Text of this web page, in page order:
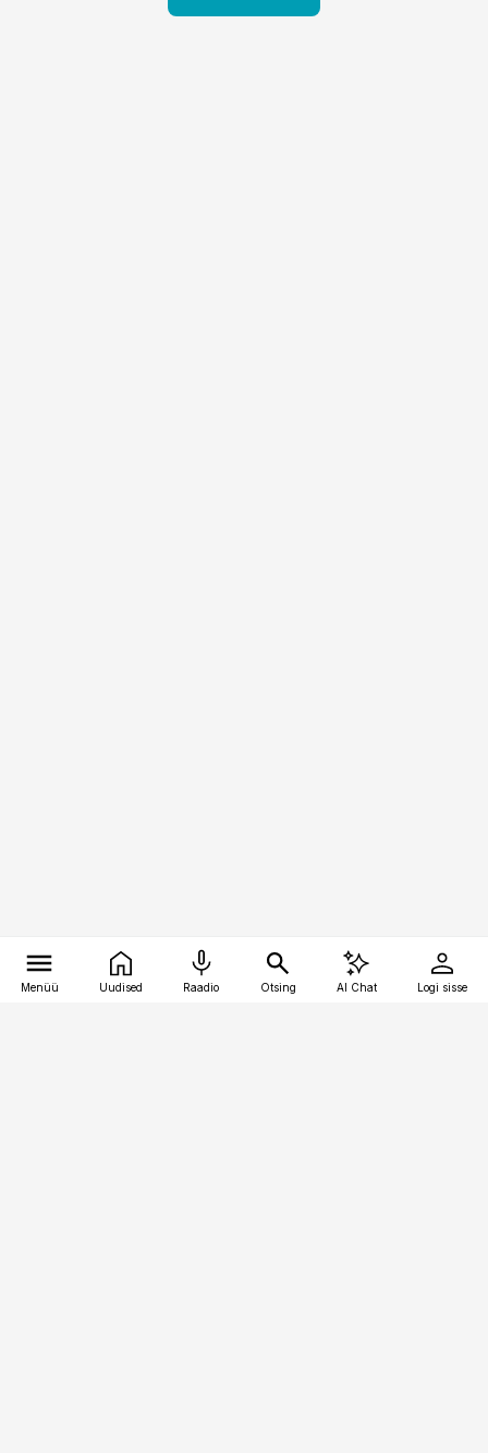
Menüü Uudised Raadio Otsing AI Chat Logi sisse